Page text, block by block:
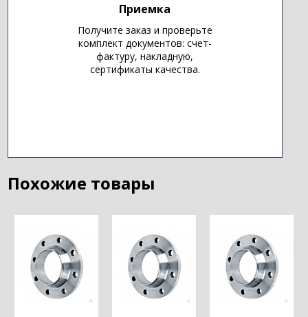
Приемка
Получите заказ и проверьте
комплект документов: счет-
фактуру, накладную,
сертификаты качества.
Похожие товары